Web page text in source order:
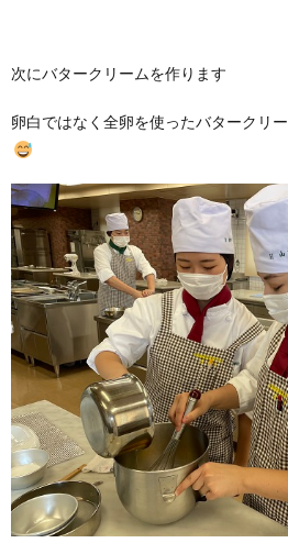
次にバタークリームを作ります
卵白ではなく全卵を使ったバタークリ